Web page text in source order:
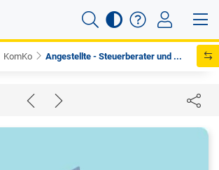
KomKo Angestellte - Steuerberater und ...